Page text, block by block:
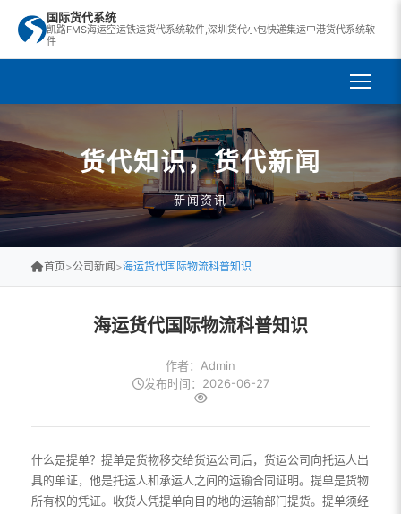
国际货代系统
凯路FMS海运空运铁运货代系统软件,深圳货代小包快递集运中港货代系统软
件
货代知识，货代新闻
新闻资讯
首页>公司新闻 >海运货代国际物流科普知识
海运货代国际物流科普知识
作者：Admin
发布时间：2026-06-27
什么是提单？提单是货物移交给货运公司后，货运公司向托运人出
具的单证，他是托运人和承运人之间的运输合同证明。提单是货物
所有权的凭证。收货人凭提单向目的地的运输部门提货。提单须经